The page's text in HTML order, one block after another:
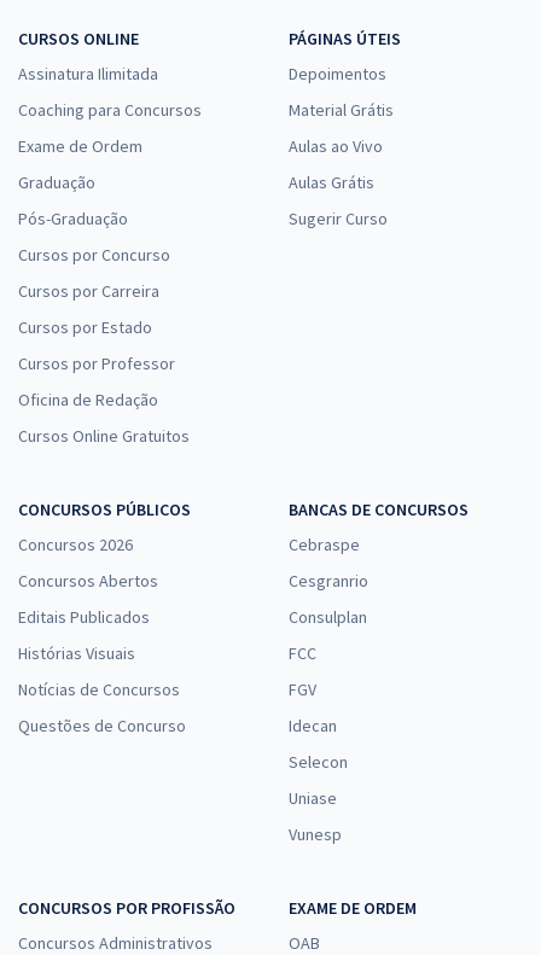
CURSOS ONLINE
Assinatura Ilimitada
Coaching para Concursos
Exame de Ordem
Graduação
Pós-Graduação
Cursos por Concurso
Cursos por Carreira
Cursos por Estado
Cursos por Professor
Oficina de Redação
Cursos Online Gratuitos
PÁGINAS ÚTEIS
Depoimentos
Material Grátis
Aulas ao Vivo
Aulas Grátis
Sugerir Curso
CONCURSOS PÚBLICOS
Concursos 2026
Concursos Abertos
Editais Publicados
Histórias Visuais
Notícias de Concursos
Questões de Concurso
BANCAS DE CONCURSOS
Cebraspe
Cesgranrio
Consulplan
FCC
FGV
Idecan
Selecon
Uniase
Vunesp
CONCURSOS POR PROFISSÃO
Concursos Administrativos
EXAME DE ORDEM
OAB